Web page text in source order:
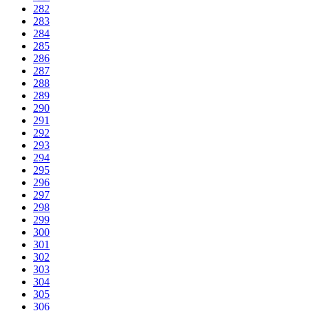
282
283
284
285
286
287
288
289
290
291
292
293
294
295
296
297
298
299
300
301
302
303
304
305
306